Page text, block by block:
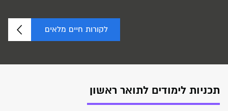
לקורות חיים מלאים
תכניות לימודים לתואר ראשון